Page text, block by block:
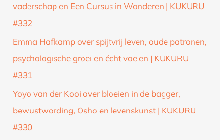
a
vaderschap en Een Cursus in Wonderen | KUKURU
#332
Emma Hafkamp over spijtvrij leven, oude patronen,
psychologische groei en écht voelen | KUKURU
#331
Yoyo van der Kooi over bloeien in de bagger,
bewustwording, Osho en levenskunst | KUKURU
#330